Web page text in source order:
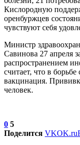
Кислородную
оренбуржцев
чувствуют себя
Министр
Савинова 27 апреля
распространением
считает, что в
вакцинация.
человек.
0 5
Поделится VKOK.ru